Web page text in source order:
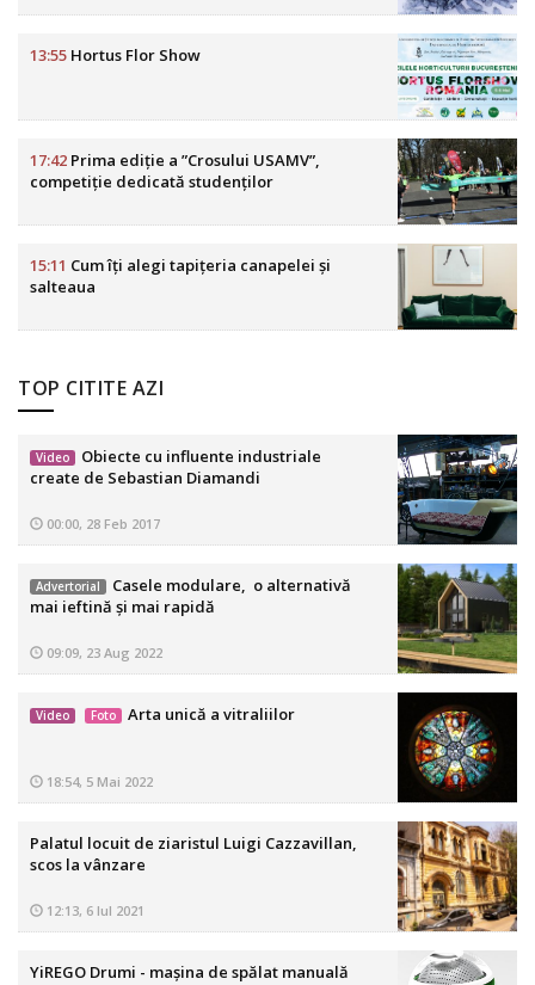
13:55 Hortus Flor Show
17:42 Prima ediție a ”Crosului USAMV”,
competiție dedicată studenților
15:11 Cum îți alegi tapițeria canapelei și
salteaua
TOP CITITE AZI
Video
Obiecte cu influente industriale
create de Sebastian Diamandi
00:00, 28 Feb 2017
Advertorial
Casele modulare, o alternativă
mai ieftină și mai rapidă
09:09, 23 Aug 2022
Video Foto Arta unică a vitraliilor
18:54, 5 Mai 2022
Palatul locuit de ziaristul Luigi Cazzavillan,
scos la vânzare
12:13, 6 Iul 2021
YiREGO Drumi - maşina de spălat manuală